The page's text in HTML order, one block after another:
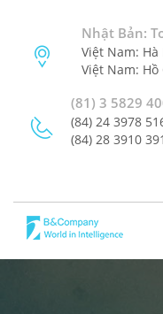
Nhật Bản:
Việt Nam: Hà
Việt Nam:
(81) 3 5829
(84) 24 3978
(84) 28 3910